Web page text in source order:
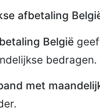
afbetaling
België
bedragen.
met